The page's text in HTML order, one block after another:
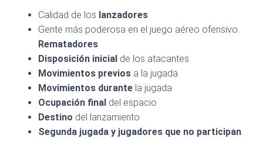
Calidad de los lanzadores
Gente más poderosa en el juego aéreo ofensivo.
Rematadores
Disposición inicial de los atacantes
Movimientos previos a la jugada
Movimientos durante la jugada
Ocupación final del espacio
Destino del lanzamiento
Segunda jugada y jugadores que no participan